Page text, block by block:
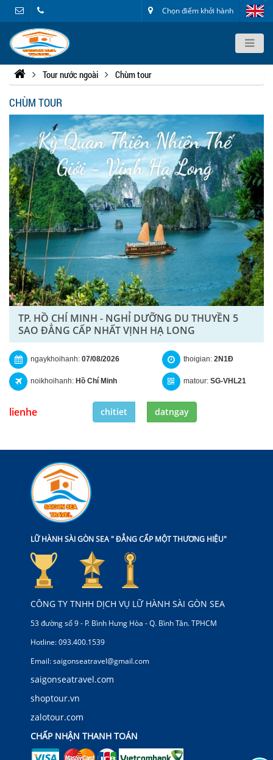
Chọn điểm khởi hành
Tour nước ngoài Chùm tour
CHÙM TOUR
TP. HỒ CHÍ MINH - NGHỈ DƯỠNG DU THUYỀN 5
SAO ĐẲNG CẤP NHẤT VỊNH HẠ LONG
ngaykhoihanh: 07/08/2026
noikhoihanh: Hồ Chí Minh
thoigian: 2N1Đ
matour: SG-VHL21
lienhe chitiet datngay
LỮ HÀNH SÀI GÒN SEA " ĐẲNG CẤP MỘT THƯƠNG HIỆU"
CÔNG TY TNHH DỊCH VỤ LỮ HÀNH SÀI GÒN SEA
53 đường số 9 - P. Bình Hưng Hòa - Q. Bình Tân. TPHCM
Hotline: 093.400.1539
Email: saigonseatravel@gmail.com
saigonseatravel.com
shoptour.vn
zalotour.com
CHẤP NHẬN THANH TOÁN